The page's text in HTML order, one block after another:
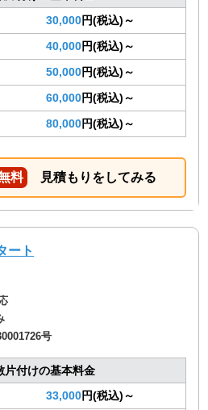
30,000円(税込)～
40,000円(税込)～
50,000円(税込)～
60,000円(税込)～
80,000円(税込)～
料 見積もりをしてみる
ート
号
片付けの基本料金
33,000円(税込)～